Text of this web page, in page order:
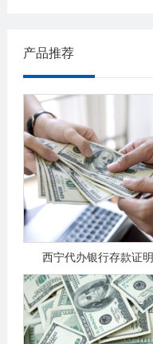
产品推荐
西宁代办银行存款证明